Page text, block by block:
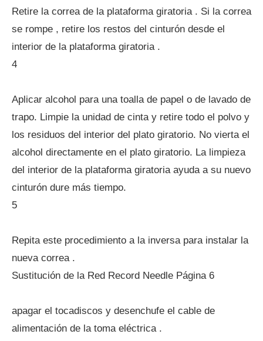
Retire la correa de la plataforma giratoria . Si la correa
se rompe , retire los restos del cinturón desde el
interior de la plataforma giratoria .
4
Aplicar alcohol para una toalla de papel o de lavado de
trapo. Limpie la unidad de cinta y retire todo el polvo y
los residuos del interior del plato giratorio. No vierta el
alcohol directamente en el plato giratorio. La limpieza
del interior de la plataforma giratoria ayuda a su nuevo
cinturón dure más tiempo.
5
Repita este procedimiento a la inversa para instalar la
nueva correa .
Sustitución de la Red Record Needle Página 6
apagar el tocadiscos y desenchufe el cable de
alimentación de la toma eléctrica .